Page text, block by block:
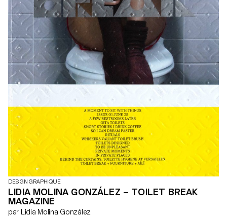
DESIGN GRAPHIQUE
LIDIA MOLINA GONZÁLEZ – TOILET BREAK
MAGAZINE
par Lidia Molina González